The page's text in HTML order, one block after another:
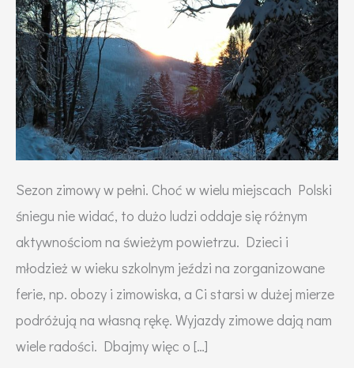
Sezon zimowy w pełni. Choć w wielu miejscach Polski
śniegu nie widać, to dużo ludzi oddaje się różnym
aktywnościom na świeżym powietrzu. Dzieci i
młodzież w wieku szkolnym jeździ na zorganizowane
ferie, np. obozy i zimowiska, a Ci starsi w dużej mierze
podróżują na własną rękę. Wyjazdy zimowe dają nam
wiele radości. Dbajmy więc o […]